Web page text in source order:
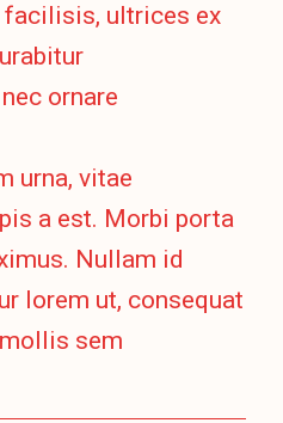
facilisis, ultrices ex
ornare
urna, vitae
a est. Morbi porta
Nullam id
lorem ut, consequat
sem